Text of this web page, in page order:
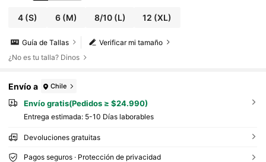
4 (S) 6 (M) 8/10(L) 12 (XL)
Verificar mi tamaño
Guía de Tallas
¿No es tu talla? Dinos
Envío a Chile
Envío gratis(Pedidos ≥ $24.990)
Entrega estimada: 5-10 Días laborables
Devoluciones gratuitas
Pagos seguros · Protección de privacidad